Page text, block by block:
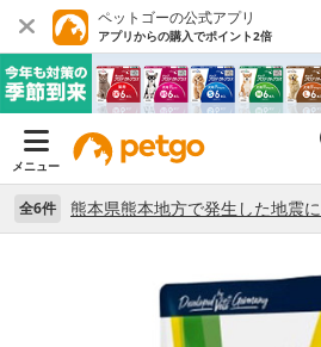
ペットゴーの公式アプリ
アプリからの購入でポイント2倍
メニュー
全6件